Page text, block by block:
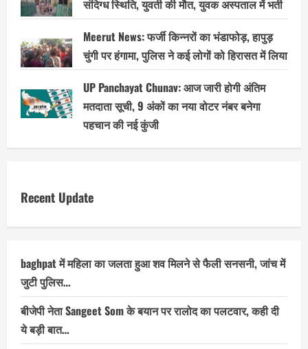
संदिग्ध स्थिति, युवती की मौत, युवक अस्पताल में भर्ती
Meerut News: फर्जी किन्नरों का भंडाफोड़, हापुड़
चुंगी पर हंगामा, पुलिस ने कई लोगों को हिरासत में लिया
UP Panchayat Chunav: आज जारी होगी अंतिम
मतदाता सूची, 9 अंकों का नया वोटर नंबर बनेगा
पहचान की नई कुंजी
Recent Update
baghpat में महिला का जलता हुआ शव मिलने से फैली सनसनी, जांच में
जुटी पुलिस…
बीजेपी नेता Sangeet Som के बयान पर रालोद का पलटवार, कही दी
ये बड़ी बात…